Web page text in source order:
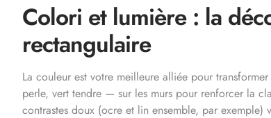
Colori et lumière : la
rectangulaire
La couleur est votre meilleure alliée pour transformer
perle, vert tendre — sur les murs pour renforcer la
contrastes doux (ocre et lin ensemble, par